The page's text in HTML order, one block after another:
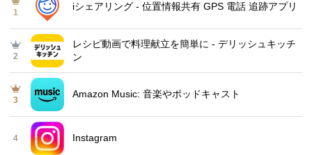
1
iシェアリング - 位置情報共有 GPS 電話 追跡アプリ
2
レシピ動画で料理献立を簡単‪に - デリッシュキッチ
ン
3
Amazon Music: 音楽やポッドキャスト
4 Instagram